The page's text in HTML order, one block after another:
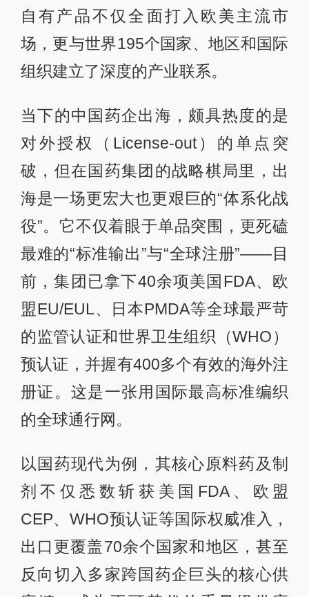
自有产品不仅全面打入欧美主流市
场，更与世界195个国家、地区和国际
组织建立了深度的产业联系。
当下的中国药企出海，颇具热度的是
对外授权（License-out）的单点突
破，但在国药集团的战略棋局里，出
海是一场更宏大也更艰巨的“体系化战
役”。它不仅着眼于单品突围，更死磕
最难的“标准输出”与“全球注册”——目
前，集团已拿下40余项美国FDA、欧
盟EU/EUL、日本PMDA等全球最严苛
的监管认证和世界卫生组织（WHO）
预认证，并握有400多个有效的海外注
册证。这是一张用国际最高标准编织
的全球通行网。
以国药现代为例，其核心原料药及制
剂不仅悉数斩获美国FDA、欧盟
CEP、WHO预认证等国际权威准入，
出口更覆盖70余个国家和地区，甚至
反向切入多家跨国药企巨头的核心供